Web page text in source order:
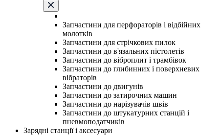
Запчастини для перфораторів і відбійних
молотків
Запчастини для стрічкових пилок
Запчастини до в'язальних пістолетів
Запчастини до віброплит і трамбівок
Запчастини до глибинних і поверхневих
вібраторів
Запчастини до двигунів
Запчастини до затирочних машин
Запчастини до нарізувачів швів
Запчастини до штукатурних станцій і
пневмоподатчиків
Зарядні станції і аксесуари